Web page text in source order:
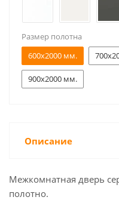
Размер полотна
600x2000 мм.
900x2000 мм.
Описание
Межкомнатная дверь
полотно.